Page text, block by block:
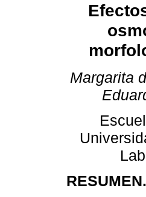
Margarita
RESUMEN.